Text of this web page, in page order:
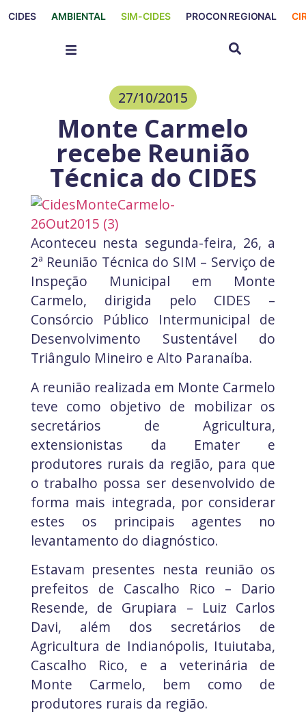
CIDES AMBIENTAL SIM-CIDES PROCON REGIONAL
27/10/2015
Monte Carmelo
recebe Reunião
Técnica do CIDES
Aconteceu nesta segunda-feira, 26, a
2ª Reunião Técnica do SIM – Serviço de
Inspeção Municipal em Monte
Carmelo, dirigida pelo CIDES –
Consórcio Público Intermunicipal de
Desenvolvimento Sustentável do
Triângulo Mineiro e Alto Paranaíba.
A reunião realizada em Monte Carmelo
teve como objetivo de mobilizar os
secretários de Agricultura,
extensionistas da Emater e
produtores rurais da região, para que
o trabalho possa ser desenvolvido de
forma mais integrada, por considerar
estes os principais agentes no
levantamento do diagnóstico.
Estavam presentes nesta reunião os
prefeitos de Cascalho Rico – Dario
Resende, de Grupiara – Luiz Carlos
Davi, além dos secretários de
Agricultura de Indianópolis, Ituiutaba,
Cascalho Rico, e a veterinária de
Monte Carmelo, bem como de
produtores rurais da região.